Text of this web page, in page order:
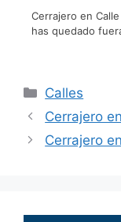
Cerrajero en
has quedado
Calles
Cerrajero
Cerrajero